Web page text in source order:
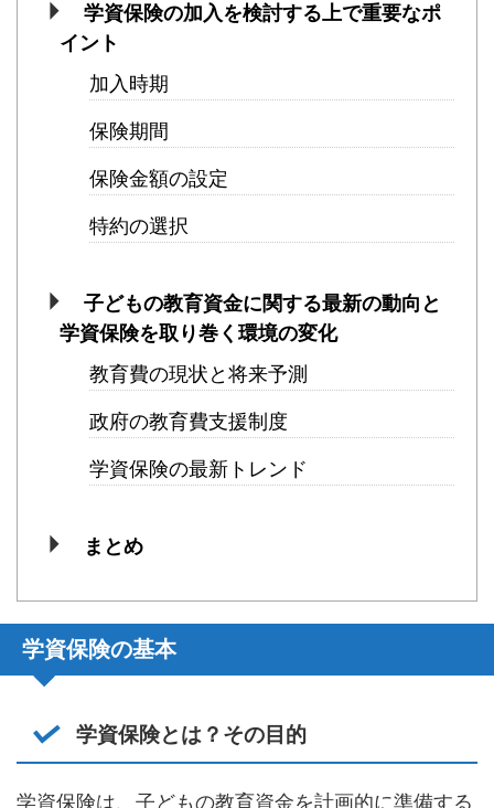
学資保険の加入を検討する上で重要なポ
イント
加入時期
保険期間
保険金額の設定
特約の選択
子どもの教育資金に関する最新の動向と
学資保険を取り巻く環境の変化
教育費の現状と将来予測
政府の教育費支援制度
学資保険の最新トレンド
まとめ
学資保険の基本
学資保険とは？その目的
学資保険は、子どもの教育資金を計画的に準備する